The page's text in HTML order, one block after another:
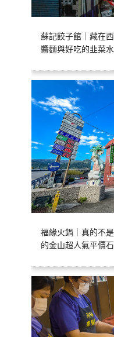
蘇記餃子館｜藏在
醬麵與好吃的韭菜
福緣火鍋｜真的不
的金山超人氣平價